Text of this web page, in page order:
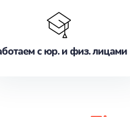
с юр. и физ. лицами